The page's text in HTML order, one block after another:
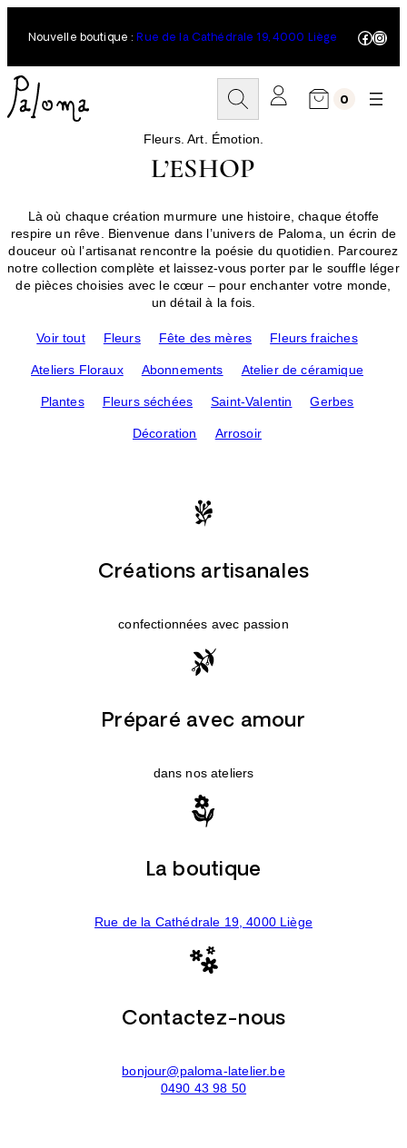
Nouvelle boutique : Rue de la Cathédrale 19, 4000 Liège
c
h
r
e
r
0
Fleurs. Art. Émotion.
L’ESHOP
Là où chaque création murmure une histoire, chaque étoffe
respire un rêve. Bienvenue dans l’univers de Paloma, un écrin de
douceur où l’artisanat rencontre la poésie du quotidien. Parcourez
notre collection complète et laissez-vous porter par le souffle léger
de pièces choisies avec le cœur – pour enchanter votre monde,
un détail à la fois.
Voir tout Fleurs Fête des mères Fleurs fraiches
Ateliers Floraux Abonnements Atelier de céramique
Plantes Fleurs séchées Saint-Valentin Gerbes
Décoration Arrosoir
Créations artisanales
confectionnées avec passion
Préparé avec amour
dans nos ateliers
La boutique
Rue de la Cathédrale 19, 4000 Liège
Contactez-nous
bonjour@paloma-latelier.be
0490 43 98 50